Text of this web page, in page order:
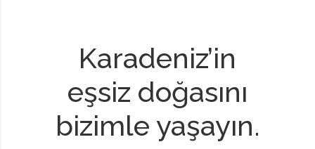
Karadeniz’in
eşsiz doğasını
bizimle yaşayın.